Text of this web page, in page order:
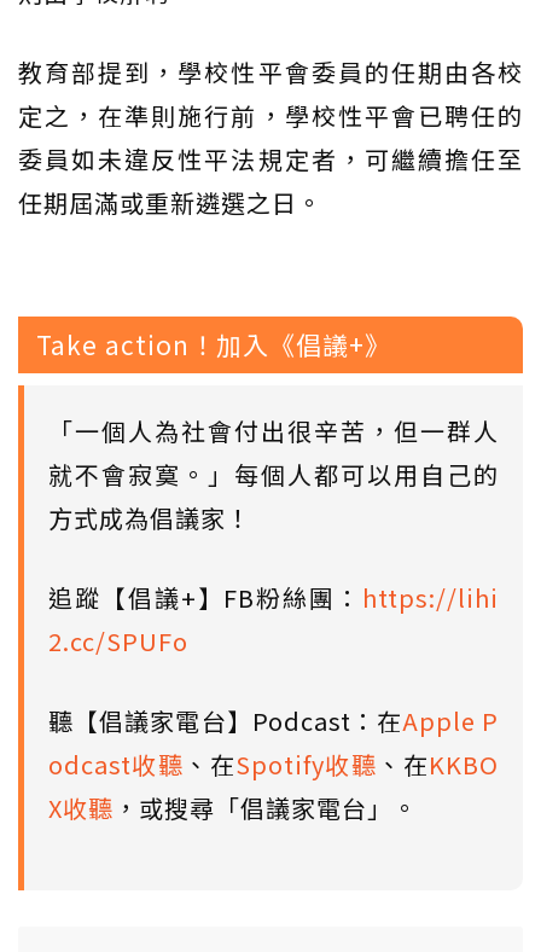
教育部提到，學校性平會委員的任期由各校
定之，在準則施行前，學校性平會已聘任的
委員如未違反性平法規定者，可繼續擔任至
任期屆滿或重新遴選之日。
Take action！加入《倡議+》
「一個人為社會付出很辛苦，但一群人
就不會寂寞。」每個人都可以用自己的
方式成為倡議家！
追蹤【倡議+】FB粉絲團： https://lihi
2.cc/SPUFo
聽【倡議家電台】Podcast：在Apple P
odcast收聽 、在Spotify收聽 、在KKBO
X收聽 ，或搜尋「倡議家電台」。